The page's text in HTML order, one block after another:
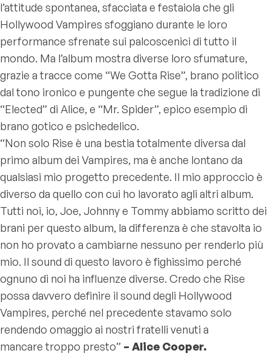
l’attitude spontanea, sfacciata e festaiola che gli
Hollywood Vampires sfoggiano durante le loro
performance sfrenate sui palcoscenici di tutto il
mondo. Ma l’album mostra diverse loro sfumature,
grazie a tracce come “We Gotta Rise”, brano politico
dal tono ironico e pungente che segue la tradizione di
“Elected” di Alice, e “Mr. Spider”, epico esempio di
brano gotico e psichedelico.
“Non solo Rise è una bestia totalmente diversa dal
primo album dei Vampires, ma è anche lontano da
qualsiasi mio progetto precedente. Il mio approccio è
diverso da quello con cui ho lavorato agli altri album.
Tutti noi, io, Joe, Johnny e Tommy abbiamo scritto dei
brani per questo album, la differenza è che stavolta io
non ho provato a cambiarne nessuno per renderlo più
mio. Il sound di questo lavoro è fighissimo perché
ognuno di noi ha influenze diverse. Credo che Rise
possa davvero definire il sound degli Hollywood
Vampires, perché nel precedente stavamo solo
rendendo omaggio ai nostri fratelli venuti a
mancare troppo presto” – Alice Cooper.